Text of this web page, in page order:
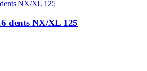
dents NX/XL 125